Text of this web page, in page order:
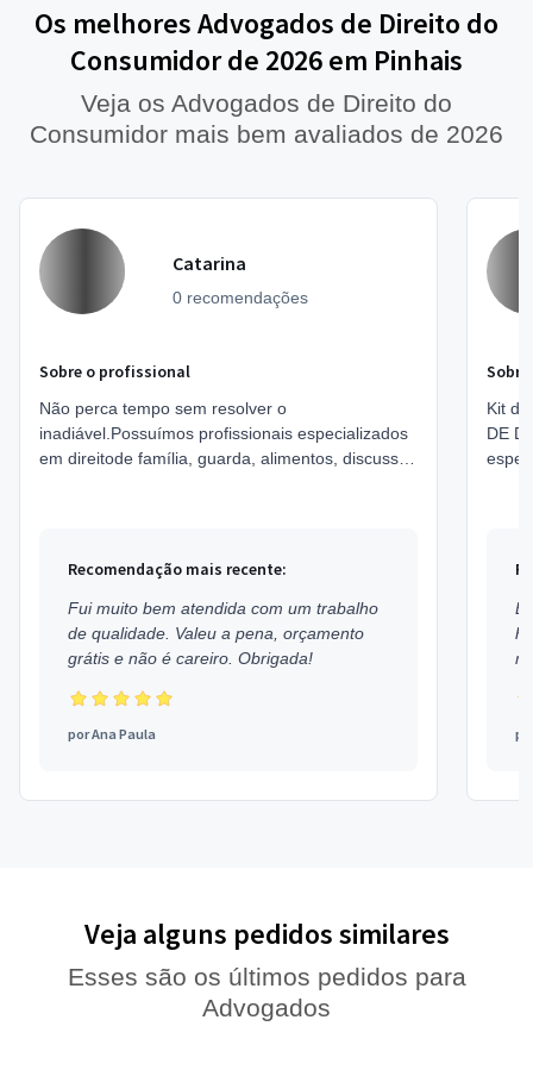
Os melhores Advogados de Direito do
Consumidor de 2026 em Pinhais
Veja os Advogados de Direito do
Consumidor mais bem avaliados de 2026
Catarina
0 recomendações
Sobre o profissional
Não perca tempo sem resolver o
inadiável.Possuímos profissionais especializados
em direitode família, guarda, alimentos, discussão
Recomendação mais recente:
Fui muito bem atendida com um trabalho
de qualidade. Valeu a pena, orçamento
grátis e não é careiro. Obrigada!
porAna Paula
Kit
DE
Veja alguns pedidos similares
Esses são os últimos pedidos para
Advogados